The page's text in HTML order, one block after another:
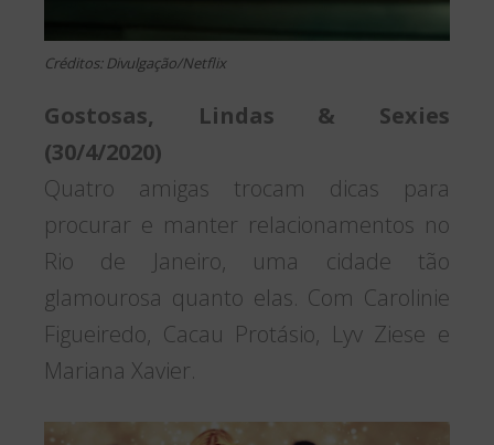
Créditos: Divulgação/Netflix
Gostosas, Lindas & Sexies
(30/4/2020)
Quatro amigas trocam dicas para
procurar e manter relacionamentos no
Rio de Janeiro, uma cidade tão
glamourosa quanto elas. Com Carolinie
Figueiredo, Cacau Protásio, Lyv Ziese e
Mariana Xavier.